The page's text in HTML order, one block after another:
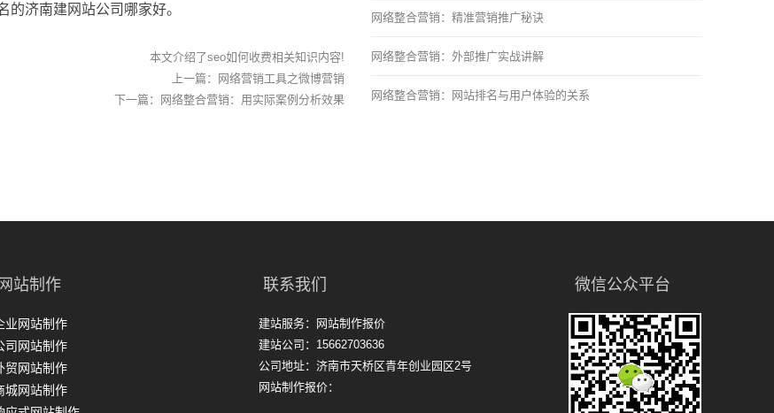
济南建网站公司哪家好。
本文介绍了seo如何收费相关知识内容!
上一篇：
网络营销工具之微博营销
下一篇：
网络整合营销：用实际案例分析效果
网络整合营销：精准营销推广秘诀
网络整合营销：外部推广实战讲解
网络整合营销：网站排名与用户体验的关系
网站制作
业网站制作
司网站制作
贸网站制作
城网站制作
联系我们
建站服务：网站制作报价
建站公司：15662703636
公司地址：济南市天桥区青年创业园区2号
网站制作报价：
微信公众平台